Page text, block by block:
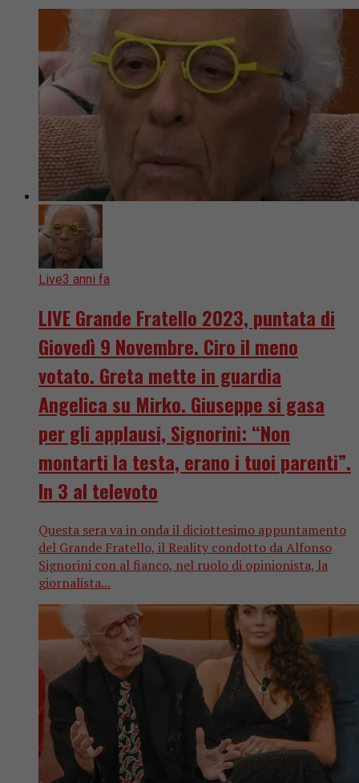
Live3 anni fa
LIVE Grande Fratello 2023, puntata di
Giovedì 9 Novembre. Ciro il meno
votato. Greta mette in guardia
Angelica su Mirko. Giuseppe si gasa
per gli applausi, Signorini: “Non
montarti la testa, erano i tuoi parenti”.
In 3 al televoto
Questa sera va in onda il diciottesimo appuntamento
del Grande Fratello, il Reality condotto da Alfonso
Signorini con al fianco, nel ruolo di opinionista, la
giornalista...